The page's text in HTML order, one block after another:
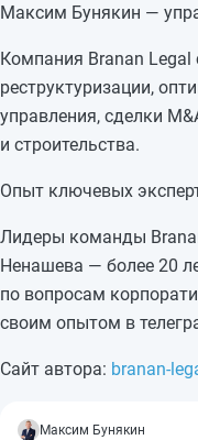
Максим Бунякин —
Компания Branan Legal
реструктуризации,
управления, сделки
и строительства.
Опыт ключевых
Лидеры команды
Ненашева — более 20
по вопросам
своим опытом в
Сайт автора: branan-
Максим Бунякин